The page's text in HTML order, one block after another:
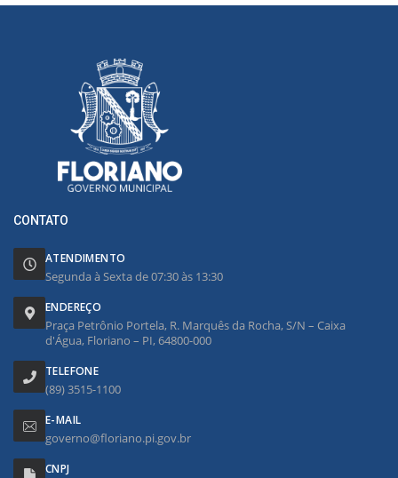
CONTATO
ATENDIMENTO
Segunda à Sexta de 07:30 às 13:30
ENDEREÇO
Praça Petrônio Portela, R. Marquês da Rocha, S/N – Caixa
d'Água, Floriano – PI, 64800-000
TELEFONE
(89) 3515-1100
E-MAIL
governo@floriano.pi.gov.br
CNPJ